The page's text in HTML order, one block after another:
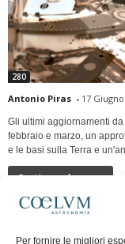
Per fornire le migliori
280
Antonio Piras - 17
Gli ultimi aggiornamenti
febbraio e marzo, un
e le basi sulla Terra e
Continua a leggere